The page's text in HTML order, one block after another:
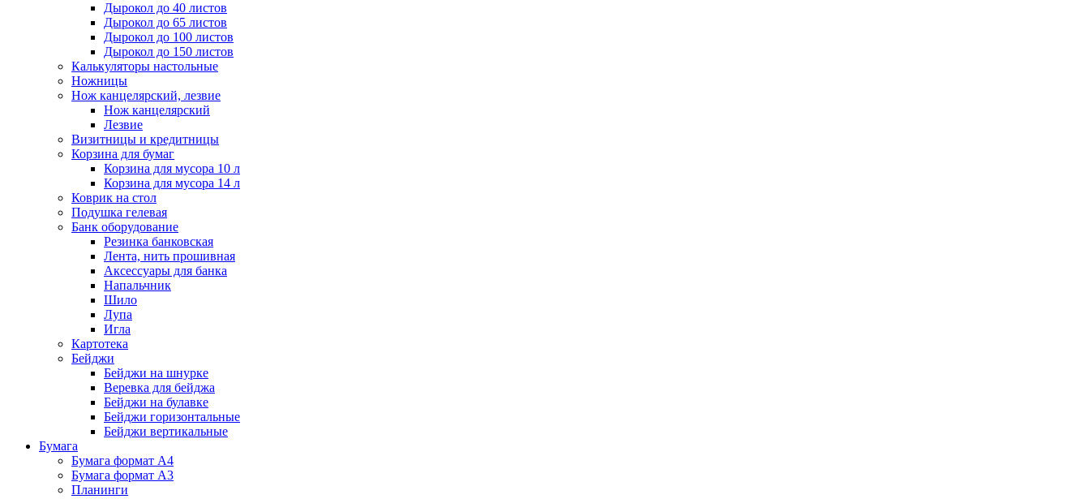
Дырокол до 40 листов
Дырокол до 65 листов
Дырокол до 100 листов
Дырокол до 150 листов
Калькуляторы настольные
Ножницы
Нож канцелярский, лезвие
Нож канцелярский
Лезвие
Визитницы и кредитницы
Корзина для бумаг
Корзина для мусора 10 л
Корзина для мусора 14 л
Коврик на стол
Подушка гелевая
Банк оборудование
Резинка банковская
Лента, нить прошивная
Аксессуары для банка
Напальчник
Шило
Лупа
Игла
Картотека
Бейджи
Бейджи на шнурке
Веревка для бейджа
Бейджи на булавке
Бейджи горизонтальные
Бейджи вертикальные
Бумага
Бумага формат А4
Бумага формат А3
Планинги